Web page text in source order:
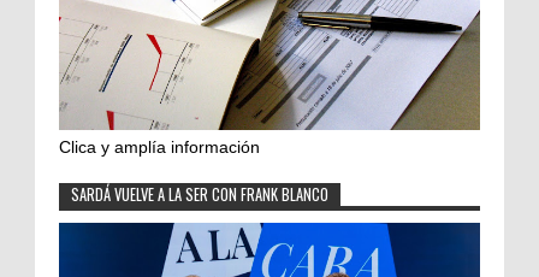
Clica y amplía información
SARDÁ VUELVE A LA SER CON FRANK BLANCO